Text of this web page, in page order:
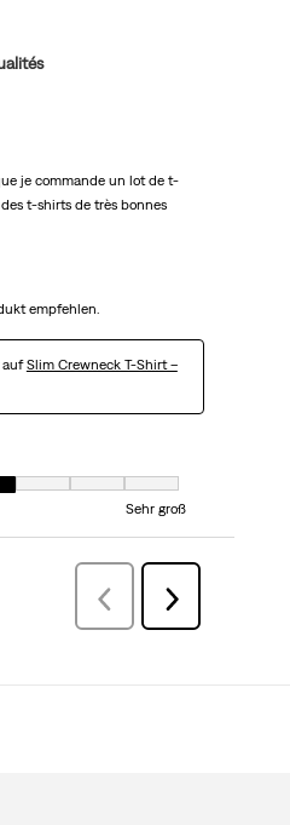
je commande un lot de t-
t-shirts de très bonnes
empfehlen.
aufSlim Crewneck T-Shirt –
Sehr klein ist und 7 gleich Sehr groß
Sehr groß
ZurückBewertungen
Weiter
Bewertungen